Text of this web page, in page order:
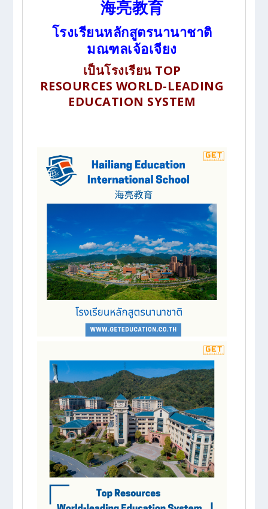
海亮教育
โรงเรียนหลักสูตรนานาชาติ
มณฑลเจ้อเจียง
เป็นโรงเรียน TOP
RESOURCES WORLD-LEADING
EDUCATION SYSTEM